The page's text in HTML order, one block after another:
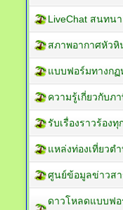
LiveChat สนทน
สภาพอากาศหัว
แบบฟอร์มทางกฏ
ความรู้เกี่ยวกับภ
รับเรื่องราวร้องทุ
แหล่งท่องเที่ยวต
ศูนย์ข้อมูลข่าวสา
ดาวโหลดแบบฟ